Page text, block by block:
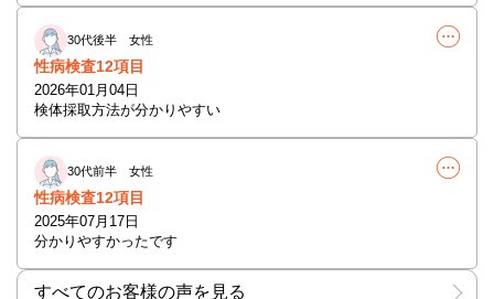
30代後半 女性
性病検査12項目
2026年01月04日
検体採取方法が分かりやすい
30代前半 女性
性病検査12項目
2025年07月17日
分かりやすかったです
すべてのお客様の声を見る